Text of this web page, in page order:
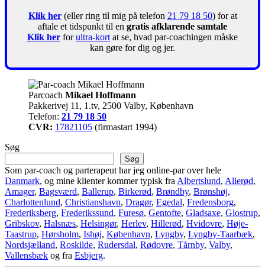
Klik her(eller ring til mig på telefon 21 79 18 50) for at
aftale et tidspunkt til en gratis afklarende samtale
Klik her forultra-kort at se, hvad par-coachingen måske
kan gøre for dig og jer.
Parcoach Mikael Hoffmann
Pakkerivej 11, 1.tv, 2500 Valby, København
Telefon: 21 79 18 50
CVR: 17821105 (firmastart 1994)
Søg
Søg
Som par-coach og parterapeut har jeg online-par over hele
Danmark, og mine klienter kommer typisk fra Albertslund, Allerød,
Amager, Bagsværd, Ballerup, Birkerød, Brøndby, Brønshøj,
Charlottenlund, Christianshavn, Dragør, Egedal, Fredensborg,
Frederiksberg, Frederikssund, Furesø, Gentofte, Gladsaxe, Glostrup,
Gribskov, Halsnæs, Helsingør, Herlev, Hillerød, Hvidovre, Høje-
Taastrup, Hørsholm, Ishøj, København, Lyngby, Lyngby-Taarbæk,
Nordsjælland, Roskilde, Rudersdal, Rødovre, Tårnby, Valby,
Vallensbæk og fra Esbjerg.